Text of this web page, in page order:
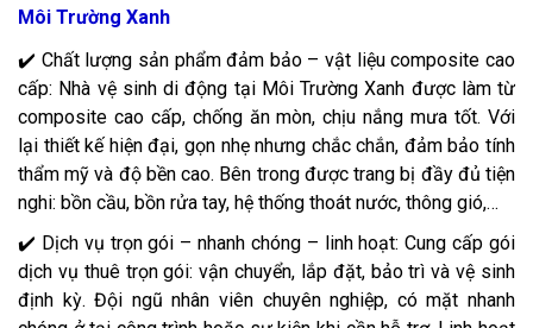
Môi Trường Xanh
✔️ Chất lượng sản phẩm đảm bảo – vật liệu composite cao
cấp: Nhà vệ sinh di động tại Môi Trường Xanh được làm từ
composite cao cấp, chống ăn mòn, chịu nắng mưa tốt. Với
lại thiết kế hiện đại, gọn nhẹ nhưng chắc chắn, đảm bảo tính
thẩm mỹ và độ bền cao. Bên trong được trang bị đầy đủ tiện
nghi: bồn cầu, bồn rửa tay, hệ thống thoát nước, thông gió,…
✔️ Dịch vụ trọn gói – nhanh chóng – linh hoạt: Cung cấp gói
dịch vụ thuê trọn gói: vận chuyển, lắp đặt, bảo trì và vệ sinh
định kỳ. Đội ngũ nhân viên chuyên nghiệp, có mặt nhanh